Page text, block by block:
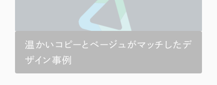
温かいコピーとベージュがマッチしたデ
ザイン事例